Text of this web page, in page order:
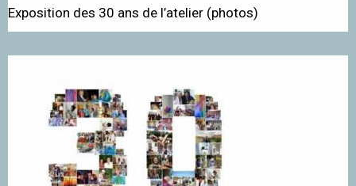
Exposition des 30 ans de l’atelier (photos)